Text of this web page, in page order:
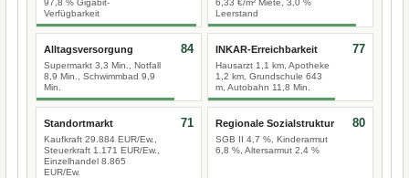
97,8 % Gigabit-
Verfügbarkeit
6,33 €/m² Miete, 3,0 %
Leerstand
Alltagsversorgung
Supermarkt 3,3 Min., Notfall
8,9 Min., Schwimmbad 9,9
Min.
84 INKAR-Erreichbarkeit
Hausarzt 1,1 km, Apotheke
1,2 km, Grundschule 643
m, Autobahn 11,8 Min.
77
Standortmarkt
Kaufkraft 29.884 EUR/Ew.,
Steuerkraft 1.171 EUR/Ew.,
Einzelhandel 8.865
EUR/Ew.
71 Regionale Sozialstruktur
SGB II 4,7 %, Kinderarmut
6,8 %, Altersarmut 2,4 %
80